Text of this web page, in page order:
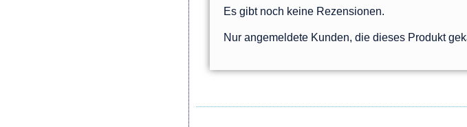
Es gibt noch keine Rezensionen.
Nur angemeldete Kunden, die dieses Produkt